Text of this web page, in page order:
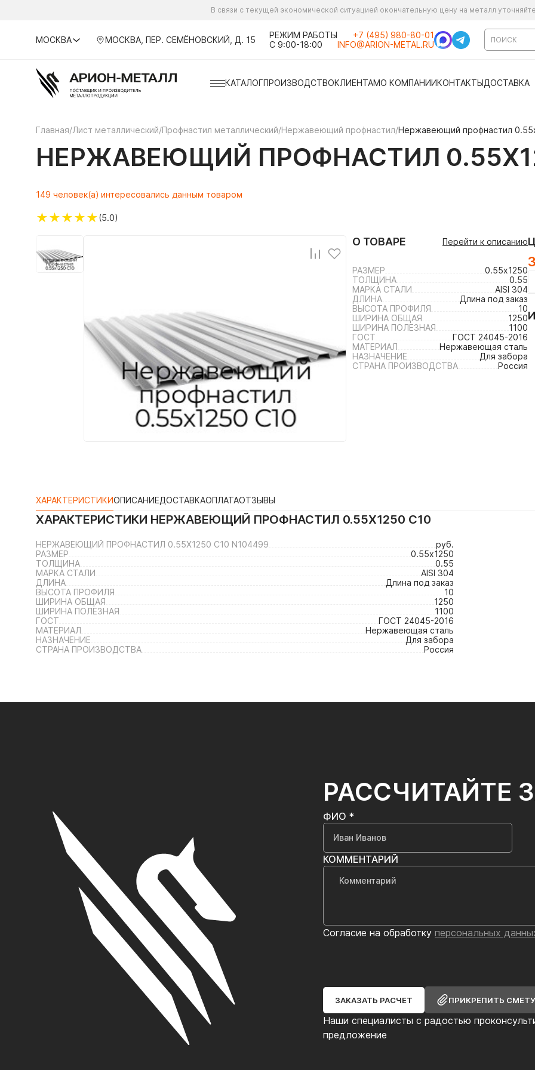
В связи с текущей экономической ситуацией окончательную цену на металл
МОСКВА МОСКВА, ПЕР. СЕМЁНОВСКИЙ, Д. 15
РЕЖИМ РАБОТЫ
С 9:00-18:00
+7 (495) 980-80-01
INFO@ARION-METAL.RU
КАТАЛОГПРОИЗВОДСТВОКЛИЕНТАМО КОМПАНИИКОНТАКТЫДОСТАВКА
Главная/Лист металлический/Профнастил металлический/Нержавеющий профнастил/Нержавеющий профнастил
НЕРЖАВЕЮЩИЙ ПРОФНАСТИЛ
149 человек(а) интересовались данным товаром
★★★★★(5.0)
О ТОВАРЕ Перейти к описанию
РАЗМЕР
0.55х1250
ТОЛЩИНА
0.55
МАРКА СТАЛИ
AISI 304
ДЛИНА
Длина под заказ
ВЫСОТА ПРОФИЛЯ
10
ШИРИНА ОБЩАЯ
1250
ШИРИНА ПОЛЕЗНАЯ
1100
ГОСТ
ГОСТ 24045-2016
МАТЕРИАЛ
Нержавеющая сталь
НАЗНАЧЕНИЕ
Для забора
СТРАНА ПРОИЗВОДСТВА
Россия
ХАРАКТЕРИСТИКИОПИСАНИЕДОСТАВКАОПЛАТАОТЗЫВЫ
ХАРАКТЕРИСТИКИ НЕРЖАВЕЮЩИЙ ПРОФНАСТИЛ 0.55Х1250 С10
НЕРЖАВЕЮЩИЙ ПРОФНАСТИЛ 0.55Х1250 С10 N104499
руб.
РАЗМЕР
0.55х1250
ТОЛЩИНА
0.55
МАРКА СТАЛИ
AISI 304
ДЛИНА
Длина под заказ
ВЫСОТА ПРОФИЛЯ
10
ШИРИНА ОБЩАЯ
1250
ШИРИНА ПОЛЕЗНАЯ
1100
ГОСТ
ГОСТ 24045-2016
МАТЕРИАЛ
Нержавеющая сталь
НАЗНАЧЕНИЕ
Для забора
СТРАНА ПРОИЗВОДСТВА
Россия
РАССЧИТАЙТЕ
Наши специалисты с радостью
предложение
ФИО *
КОММЕНТАРИЙ
Согласие на обработку персональных
ЗАКАЗАТЬ РАСЧЕТ ПРИКРЕПИТЬ СМЕТУ